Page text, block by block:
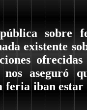
sobre
existente
ofrecidas
aseguró
feria iban estar